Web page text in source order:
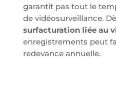
garantit pas tout le
de vidéosurveillance.
surfacturation liée au
enregistrements peut
redevance annuelle.